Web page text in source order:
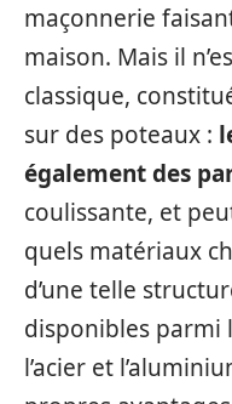
maçonnerie
maison. Mais il
classique,
sur des poteaux :
également des
coulissante, et
quels matériaux
d’une telle
disponibles parmi
l’acier et